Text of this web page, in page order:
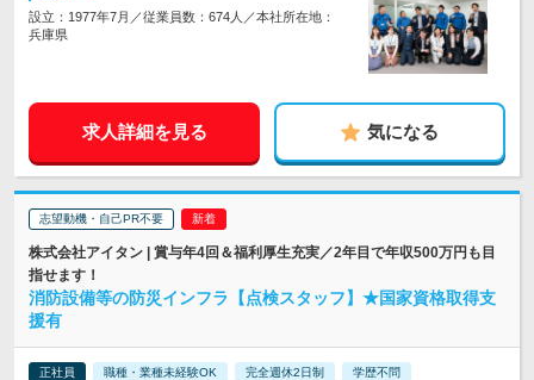
設立：1977年7月／従業員数：674人／本社所在地：
兵庫県
求人詳細を見る 気になる
志望動機・自己PR不要
株式会社アイタン | 賞与年4回＆福利厚生充実／2年目で年収500万円も目
指せます！
消防設備等の防災インフラ【点検スタッフ】★国家資格取得支
援有
正社員 職種・業種未経験OK 完全週休2日制 学歴不問